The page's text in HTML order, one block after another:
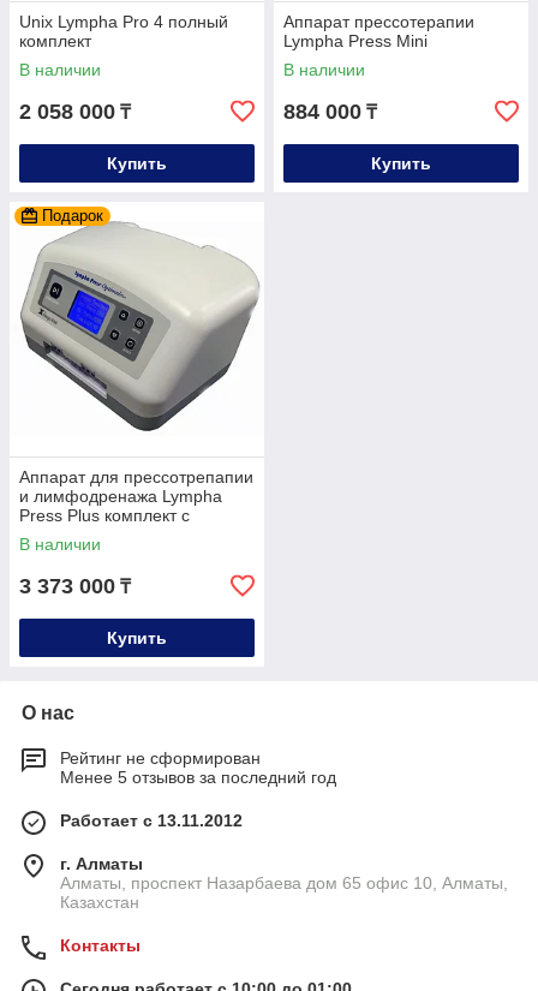
Unix Lympha Pro 4 полный
комплект
В наличии
2 058 000 ₸
Купить
Аппарат прессотерапии
Lympha Press Mini
В наличии
884 000 ₸
Купить
Подарок
Аппарат для прессотрепапии
и лимфодренажа Lympha
Press Plus комплект с
комбинезоном
В наличии
3 373 000 ₸
Купить
О нас
Рейтинг не сформирован
Менее 5 отзывов за последний год
Работает с 13.11.2012
г. Алматы
Алматы, проспект Назарбаева дом 65 офис 10, Алматы,
Казахстан
Контакты